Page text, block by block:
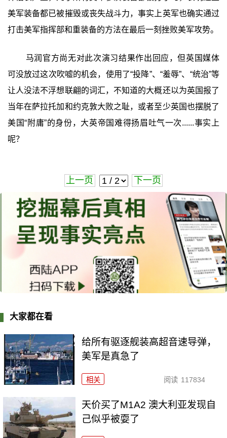
美军装备都已被摧毁或丧失战斗力，事实上英军也确实通过
打击美军指挥部和重装备的方法在最后一刻挫败美军攻势。
马润官方尚无对此次演习结果作出回应，但英国媒体
可没放过这次吹嘘的机会，使用了“投降”、“羞辱”、“统治”等
让人没法不浮想联翩的词汇，不知道的大概还以为英国报了
当年在萨拉托加和约克敦大败之耻，或者至少英国也摆脱了
美国“附庸”的身份，大英帝国难得扬眉吐气一次......事实上
呢？
上一页 下一页
大家都在看
给所有驱逐舰装高超音速导弹，
美军是真急了
相关 阅读 117834
天价买了M1A2 澳大利亚发现自
己似乎被耍了